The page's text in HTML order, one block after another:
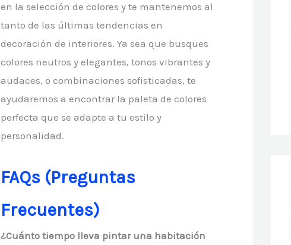
en la selección de colores y te mantenemos al
tanto de las últimas tendencias en
decoración de interiores. Ya sea que busques
colores neutros y elegantes, tonos vibrantes y
audaces, o combinaciones sofisticadas, te
ayudaremos a encontrar la paleta de colores
perfecta que se adapte a tu estilo y
personalidad.
FAQs (Preguntas
Frecuentes)
¿Cuánto tiempo lleva pintar una habitación